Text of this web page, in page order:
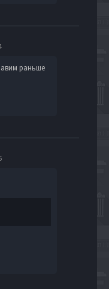
раньше